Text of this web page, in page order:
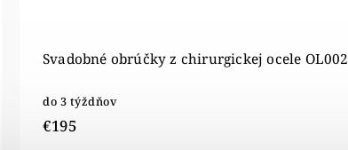
Svadobné obrúčky z chirurgickej ocele OL002
do 3 týždňov
€195